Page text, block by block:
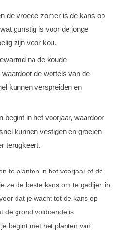
de vroege zomer is de kans op
gunstig is voor de jonge
zijn voor kou.
na de koude
waardoor de wortels van de
kunnen verspreiden en
begint in het voorjaar, waardoor
kunnen vestigen en groeien
terugkeert.
te planten in het voorjaar of de
ze de beste kans om te gedijen in
dat je wacht tot de kans op
de grond voldoende is
begint met het planten van